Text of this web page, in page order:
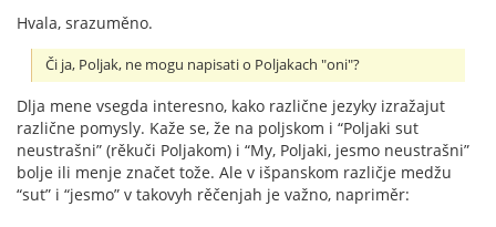
Hvala, srazuměno.
Či ja, Poljak, ne mogu napisati o Poljakach "oni"?
Dlja mene vsegda interesno, kako različne jezyky izražajut
različne pomysly. Kaže se, že na poljskom i “Poljaki sut
neustrašni” (rěkuči Poljakom) i “My, Poljaki, jesmo neustrašni”
bolje ili menje značet tože. Ale v išpanskom različje medžu
“sut” i “jesmo” v takovyh rěčenjah je važno, napriměr: